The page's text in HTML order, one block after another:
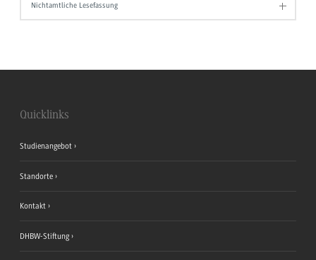
Nichtamtliche Lesefassung
Quicklinks
Studienangebot
Standorte
Kontakt
DHBW-Stiftung